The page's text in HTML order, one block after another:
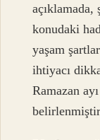
konudaki
yaşam
ihtiyacı
Ramazan